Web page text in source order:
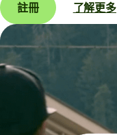
註冊 了解更多